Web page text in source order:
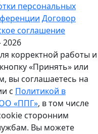
персональных
Договор
соглашение
корректной работы и
«Принять» или
вы соглашаетесь на
с Политикой в
«ППГ», в том числе
сторонним
Вы можете